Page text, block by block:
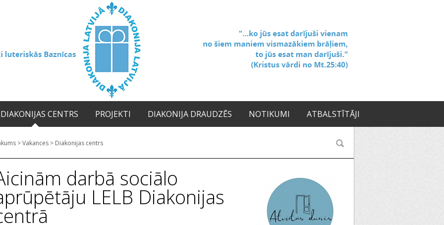
DIAKONIJAS CENTRS PROJEKTI DIAKONIJA DRAUDZĒS NOTIKUMI ATBALSTĪTĀJI
>Vakances > Diakonijas centrs
darbā sociālo
LELB Diakonijas